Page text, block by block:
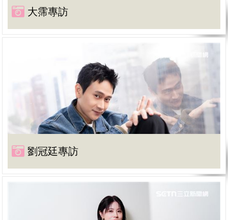
大霈專訪
劉冠廷專訪